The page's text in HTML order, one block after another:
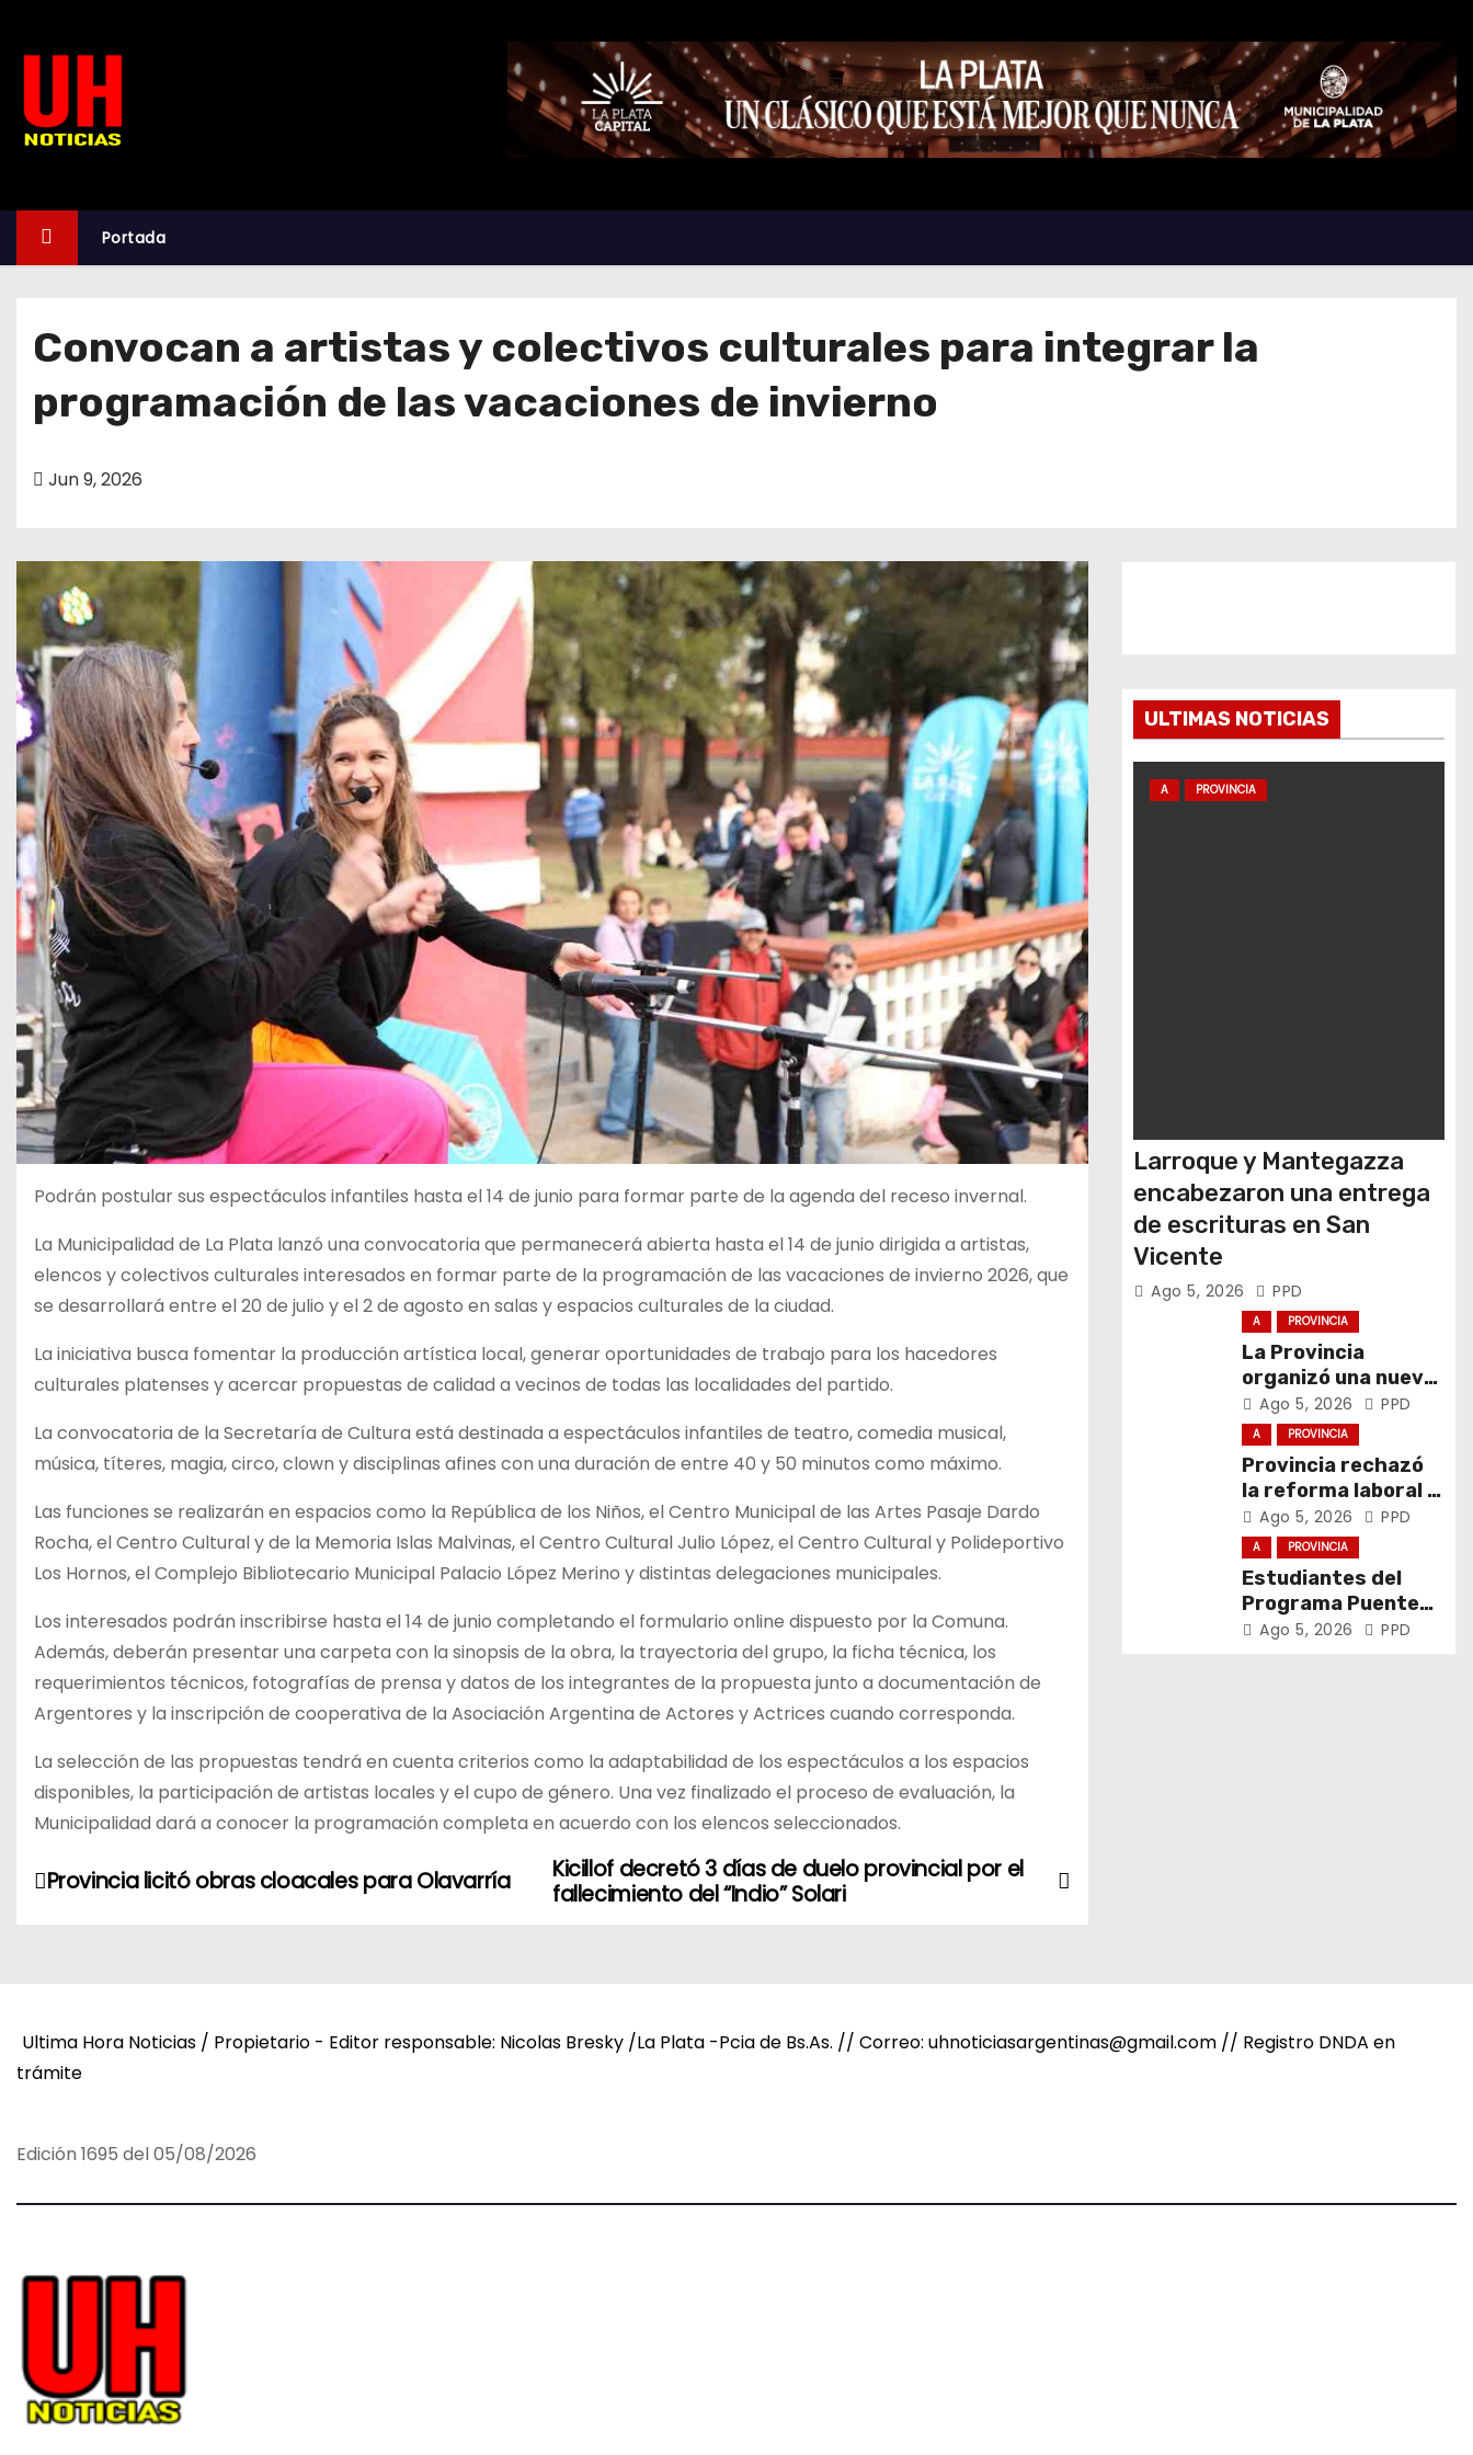
n
Portada
Convocan a artistas y colectivos culturales para integrar la
programación de las vacaciones de invierno
Jun 9, 2026
Podrán postular sus espectáculos infantiles hasta el 14 de junio para formar parte de la agenda del receso invernal.
La Municipalidad de La Plata lanzó una convocatoria que permanecerá abierta hasta el 14 de junio dirigida a artistas,
elencos y colectivos culturales interesados en formar parte de la programación de las vacaciones de invierno 2026, que
se desarrollará entre el 20 de julio y el 2 de agosto en salas y espacios culturales de la ciudad.
La iniciativa busca fomentar la producción artística local, generar oportunidades de trabajo para los hacedores
culturales platenses y acercar propuestas de calidad a vecinos de todas las localidades del partido.
La convocatoria de la Secretaría de Cultura está destinada a espectáculos infantiles de teatro, comedia musical,
música, títeres, magia, circo, clown y disciplinas afines con una duración de entre 40 y 50 minutos como máximo.
Las funciones se realizarán en espacios como la República de los Niños, el Centro Municipal de las Artes Pasaje Dardo
Rocha, el Centro Cultural y de la Memoria Islas Malvinas, el Centro Cultural Julio López, el Centro Cultural y Polideportivo
Los Hornos, el Complejo Bibliotecario Municipal Palacio López Merino y distintas delegaciones municipales.
Los interesados podrán inscribirse hasta el 14 de junio completando el formulario online dispuesto por la Comuna.
Además, deberán presentar una carpeta con la sinopsis de la obra, la trayectoria del grupo, la ficha técnica, los
requerimientos técnicos, fotografías de prensa y datos de los integrantes de la propuesta junto a documentación de
Argentores y la inscripción de cooperativa de la Asociación Argentina de Actores y Actrices cuando corresponda.
La selección de las propuestas tendrá en cuenta criterios como la adaptabilidad de los espectáculos a los espacios
disponibles, la participación de artistas locales y el cupo de género. Una vez finalizado el proceso de evaluación, la
Municipalidad dará a conocer la programación completa en acuerdo con los elencos seleccionados.
N
g
c
i
n
e
e
Kicillof decretó 3 días de duelo provincial por el
fallecimiento del “Indio” Solari
Provincia licitó obras cloacales para Olavarría
ULTIMAS NOTICIAS
A PROVINCIA
Larroque y Mantegazza
encabezaron una entrega
de escrituras en San
Vicente
Ago 5, 2026 PPD
A PROVINCIA
La Provincia
organizó una nueva
Ronda de Negocios
Internacional en
Luján
Ago 5, 2026 PPD
A PROVINCIA
Provincia rechazó
la reforma laboral y
defendió los
derechos de los
trabajadores
Ago 5, 2026 PPD
A PROVINCIA
Estudiantes del
Programa Puentes
visitaron Exactas
Ago 5, 2026 PPD
Ultima Hora Noticias / Propietario - Editor responsable: Nicolas Bresky /La Plata -Pcia de Bs.As. // Correo: uhnoticiasargentinas@gmail.com // Registro DNDA en
trámite
Edición 1695 del 05/08/2026